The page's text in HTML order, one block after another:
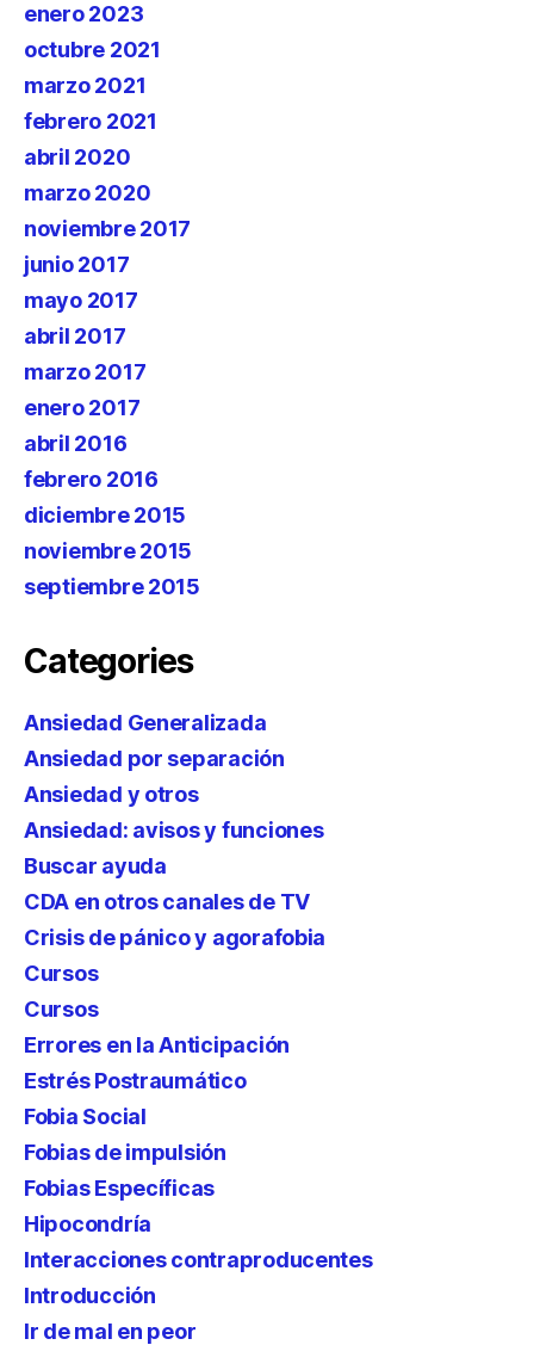
enero 2023
octubre 2021
marzo 2021
febrero 2021
abril 2020
marzo 2020
noviembre 2017
junio 2017
mayo 2017
abril 2017
marzo 2017
enero 2017
abril 2016
febrero 2016
diciembre 2015
noviembre 2015
septiembre 2015
Categories
Ansiedad Generalizada
Ansiedad por separación
Ansiedad y otros
Ansiedad: avisos y funciones
Buscar ayuda
CDA en otros canales de TV
Crisis de pánico y agorafobia
Cursos
Cursos
Errores en la Anticipación
Estrés Postraumático
Fobia Social
Fobias de impulsión
Fobias Específicas
Hipocondría
Interacciones contraproducentes
Introducción
Ir de mal en peor